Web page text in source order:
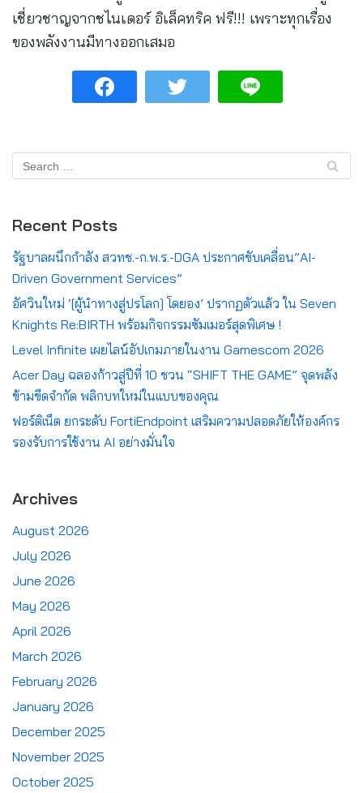
เชี่ยวชาญจากชไนเดอร์ อิเล็คทริค ฟรี!!! เพราะทุกเรื่อง
ของพลังงานมีทางออกเสมอ
Recent Posts
รัฐบาลผนึกกำลัง สวทช.-ก.พ.ร.-DGA ประกาศขับเคลื่อน”AI-
Driven Government Services”
อัศวินใหม่ ‘[ผู้นำทางสู่ปรโลก] โดยอง’ ปรากฏตัวแล้ว ใน Seven
Knights Re:BIRTH พร้อมกิจกรรมซัมเมอร์สุดพิเศษ !
Level Infinite เผยไลน์อัปเกมภายในงาน Gamescom 2026
Acer Day ฉลองก้าวสู่ปีที่ 10 ชวน “SHIFT THE GAME” จุดพลัง
ข้ามขีดจำกัด พลิกบทใหม่ในแบบของคุณ
ฟอร์ติเน็ต ยกระดับ FortiEndpoint เสริมความปลอดภัยให้องค์กร
รองรับการใช้งาน AI อย่างมั่นใจ
Archives
August 2026
July 2026
June 2026
May 2026
April 2026
March 2026
February 2026
January 2026
December 2025
November 2025
October 2025